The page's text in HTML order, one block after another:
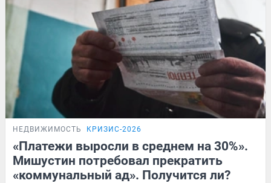
НЕДВИЖИМОСТЬ КРИЗИС-2026
«Платежи выросли в среднем на 30%».
Мишустин потребовал прекратить
«коммунальный ад». Получится ли?